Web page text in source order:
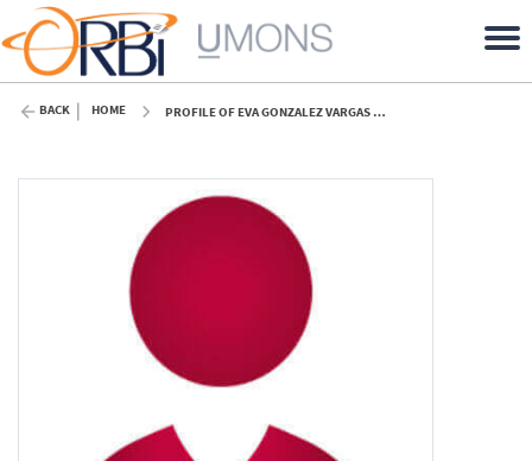
BACK HOME PROFILE OF EVA GONZALEZ VARGAS (UMONS)